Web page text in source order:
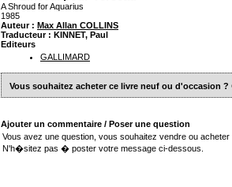
A Shroud for Aquarius
1985
Auteur : Max Allan COLLINS
Traducteur : KINNET, Paul
Editeurs
GALLIMARD
Vous souhaitez acheter ce livre neuf ou d'occasion ?
Ajouter un commentaire / Poser une question
Vous avez une question, vous souhaitez vendre ou
N'h�sitez pas � poster votre message ci-dessous.